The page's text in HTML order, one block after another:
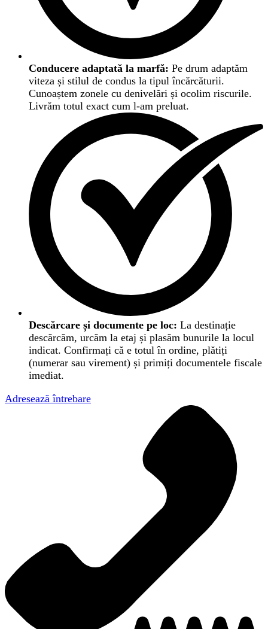
Conducere adaptată la marfă: Pe drum adaptăm
viteza și stilul de condus la tipul încărcăturii.
Cunoaștem zonele cu denivelări și ocolim riscurile.
Livrăm totul exact cum l-am preluat.
Descărcare și documente pe loc: La destinație
descărcăm, urcăm la etaj și plasăm bunurile la locul
indicat. Confirmați că e totul în ordine, plătiți
(numerar sau virement) și primiți documentele fiscale
imediat.
Adresează întrebare